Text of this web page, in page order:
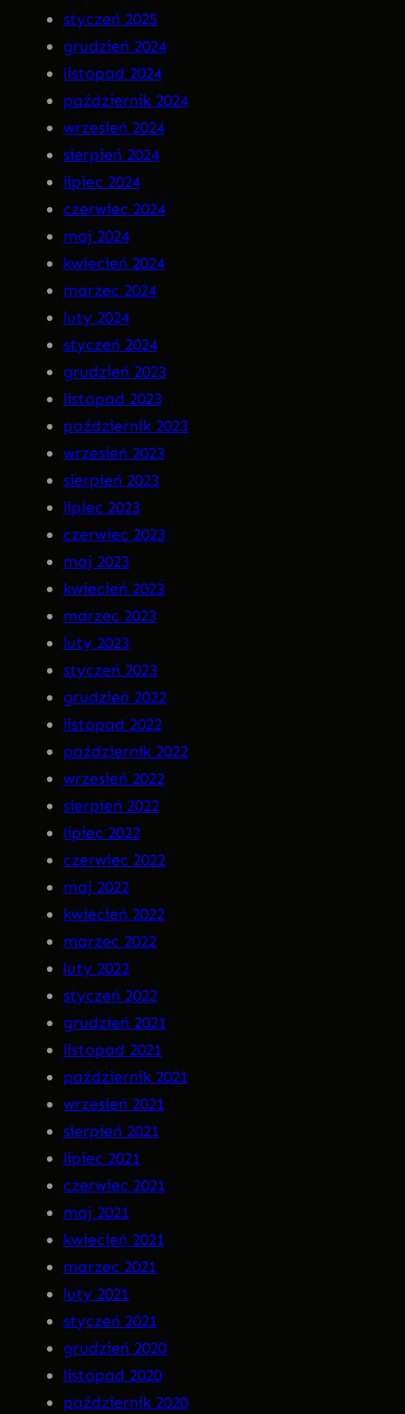
styczeń 2025
grudzień 2024
listopad 2024
październik 2024
wrzesień 2024
sierpień 2024
lipiec 2024
czerwiec 2024
maj 2024
kwiecień 2024
marzec 2024
luty 2024
styczeń 2024
grudzień 2023
listopad 2023
październik 2023
wrzesień 2023
sierpień 2023
lipiec 2023
czerwiec 2023
maj 2023
kwiecień 2023
marzec 2023
luty 2023
styczeń 2023
grudzień 2022
listopad 2022
październik 2022
wrzesień 2022
sierpień 2022
lipiec 2022
czerwiec 2022
maj 2022
kwiecień 2022
marzec 2022
luty 2022
styczeń 2022
grudzień 2021
listopad 2021
październik 2021
wrzesień 2021
sierpień 2021
lipiec 2021
czerwiec 2021
maj 2021
kwiecień 2021
marzec 2021
luty 2021
styczeń 2021
grudzień 2020
listopad 2020
październik 2020